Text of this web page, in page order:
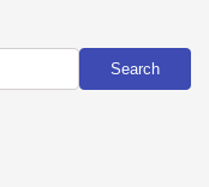
Search